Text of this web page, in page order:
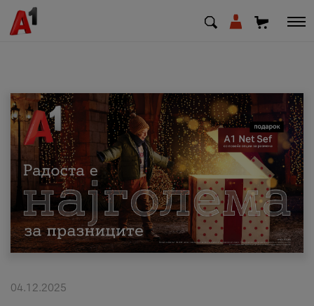
МК EN SQ
Приватни Деловни
Поддршка
Надополни кредит
04.12.2025